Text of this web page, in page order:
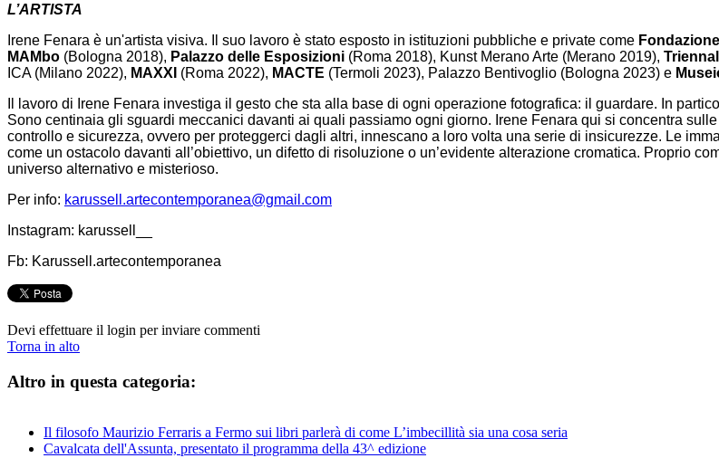
L’ARTISTA
Irene Fenara è un'artista visiva. Il suo lavoro è stato esposto in istituzioni pubbliche e private come
MAMbo (Bologna 2018), Palazzo delle Esposizioni (Roma 2018), Kunst Merano Arte (Merano 2019),
ICA (Milano 2022), MAXXI (Roma 2022), MACTE (Termoli 2023), Palazzo Bentivoglio (Bologna 2023) e
Il lavoro di Irene Fenara investiga il gesto che sta alla base di ogni operazione fotografica: il guardare. In
Sono centinaia gli sguardi meccanici davanti ai quali passiamo ogni giorno. Irene Fenara qui si concentra
controllo e sicurezza, ovvero per proteggerci dagli altri, innescano a loro volta una serie di insicurezze. Le
come un ostacolo davanti all’obiettivo, un difetto di risoluzione o un’evidente alterazione cromatica. Proprio
universo alternativo e misterioso.
Per info: karussell.artecontemporanea@gmail.com
Instagram: karussell__
Fb: Karussell.artecontemporanea
Devi effettuare il login per inviare commenti
Torna in alto
Altro in questa categoria:
Il filosofo Maurizio Ferraris a Fermo sui libri parlerà di come L’imbecillità sia una cosa seria
Cavalcata dell'Assunta, presentato il programma della 43^ edizione